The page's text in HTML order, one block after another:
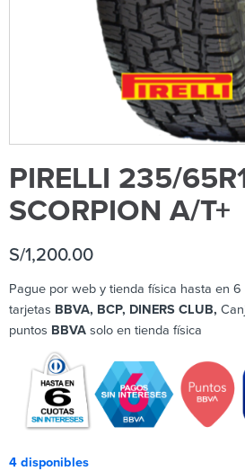
PIRELLI 235/
SCORPION A/T+
S/1,200.00
Pague por web y tienda física hasta en
tarjetas BBVA, BCP, DINERS CLUB,
puntos BBVA solo en tienda física
4 disponibles